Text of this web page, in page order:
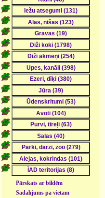
Pārskats ar bildēm
Sadalījums pa vietām